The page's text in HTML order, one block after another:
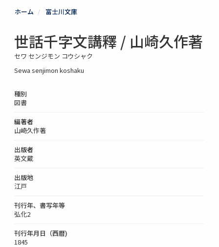
ホーム 富士川文庫
世話千字文講釋 / 山崎久作著
セワ センジモン コウシャク
Sewa senjimon koshaku
種別
図書
編著者
山崎久作著
出版者
英文蔵
出版地
江戸
刊行年、書写年等
弘化2
刊行年月日（西暦)
1845